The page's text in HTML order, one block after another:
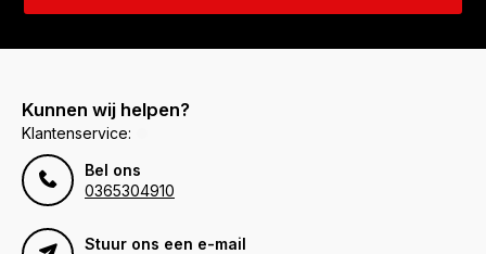
Kunnen wij helpen?
Klantenservice:
Bel ons
0365304910
Stuur ons een e-mail